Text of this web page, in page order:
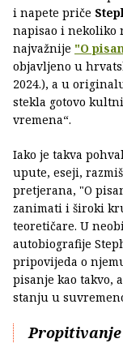
i napete priče
napisao i nekoliko
najvažnije "O
objavljeno u
2024.), a u
stekla gotovo
vremena“.
Iako je takva
upute, eseji,
pretjerana, "O
zanimati i široki
teoretičare. U
autobiografije
pripovijeda o
pisanje kao takvo,
stanju u